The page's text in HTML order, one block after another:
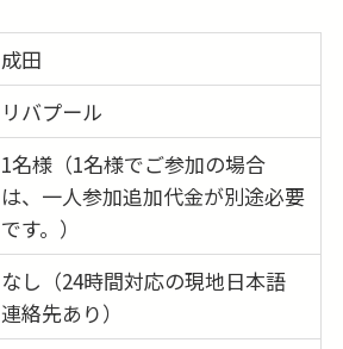
成田
リバプール
1名様（1名様でご参加の場合
は、一人参加追加代金が別途必要
です。）
なし（24時間対応の現地日本語
連絡先あり）